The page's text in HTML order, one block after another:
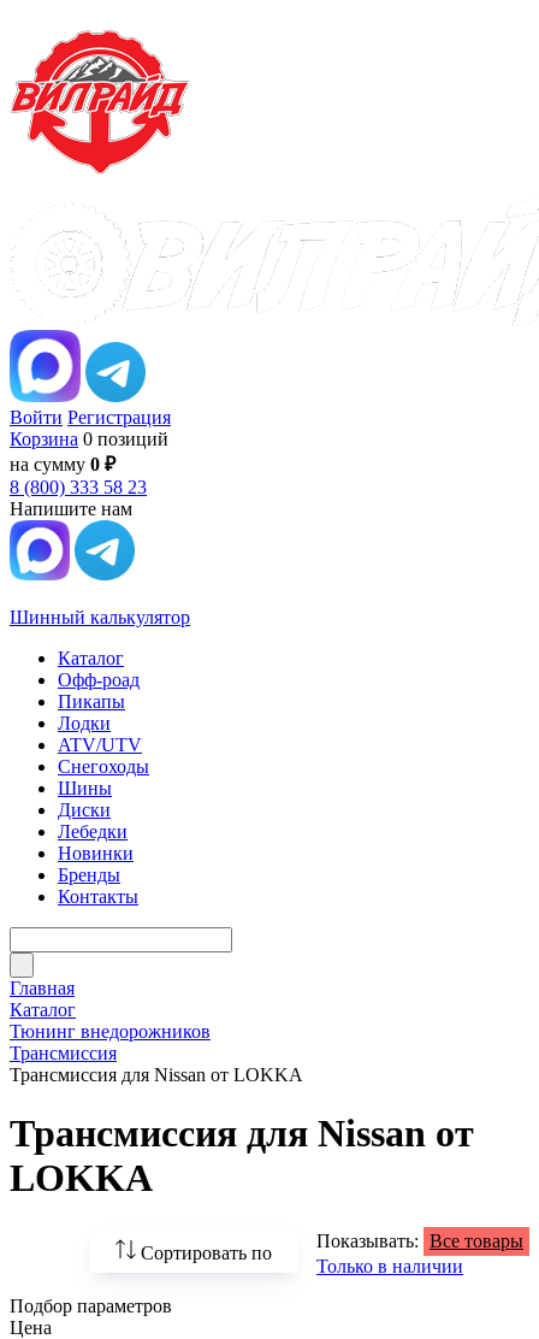
Войти Регистрация
Корзина 0 позиций
на сумму 0 ₽
8 (800) 333 58 23
Напишите нам
Шинный калькулятор
Каталог
Офф-роад
Пикапы
Лодки
ATV/UTV
Снегоходы
Шины
Диски
Лебедки
Новинки
Бренды
Контакты
Главная
Каталог
Тюнинг внедорожников
Трансмиссия
Трансмиссия для Nissan от LOKKA
Трансмиссия для Nissan от
LOKKA
Сортировать по
По возрастанию
Показывать: Все товары
Только в наличии
Подбор параметров
Цена